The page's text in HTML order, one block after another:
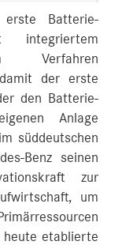
Batterie-
integriertem
Verfahren
der erste
den Batterie-
Anlage
süddeutschen
Benz seinen
zur
um
heute etablierte